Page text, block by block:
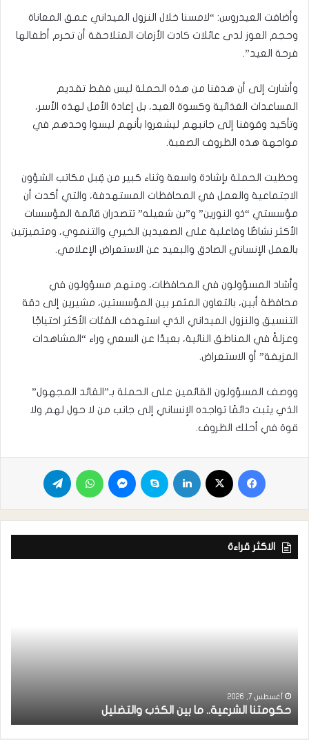
وأضافت العيدروس: “لامسنا خلال النزول الميداني عمق المعاناة
وحجم العوز لدى عائلات كادت الأزمات المتلاحقة أن تحرم أطفالها
فرحة العيد”.
وأشارت إلى أن هدفنا من هذه الحملة ليس فقط تقديم
المساعدات الغذائية وكسوة العيد، بل إعادة الأمل لهذه الأسر،
وتأكيد وقوفنا إلى جانبهم ليشعروا بأنهم ليسوا وحدهم في
مواجهة هذه الظروف الصعبة.
وحظيت الحملة بإشادة واسعة وثناء كبير من قِبل مكاتب الشؤون
الاجتماعية والعمل في المحافظات المستهدفة، والتي أكدت أن
مؤسستي “ذو النورين” و”بن شعيله” تتصدران قائمة المؤسسات
الأكثر نشاطًا وفاعلية على الصعيدين الخيري والتنموي، ومتميزتين
بالعمل الإنساني الصادق والبعيد عن الاستعراض الإعلامي.
وأشاد المسؤولون في المحافظات، ومنهم مسؤولون في
محافظة أبين، بالتعاون المثمر بين المؤسستين، مشيرين إلى دقة
التنسيق والنزول الميداني الذي استهدف الفئات الأكثر احتياجًا
وعزلةً في المناطق النائية، بعيدًا عن السعي وراء “المشاهدات
المزيفة” أو الاستعراض.
ووصف المسؤولون القائمين على الحملة بـ”القائد المجهول”
الذي يثبت دائمًا تواجده الإنساني إلى جانب من لا حول لهم ولا
قوة في أحلك الظروف.
الاكثر قراءة
أغسطس 7, 2026
حكومتنا الشرعية.. ما بين الكذب والتضليل